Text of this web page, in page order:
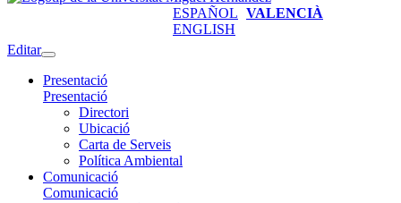
ESPAÑOL VALENCIÀ
ENGLISH
Editar
Presentació
Presentació
Directori
Ubicació
Carta de Serveis
Política Ambiental
Comunicació
Comunicació